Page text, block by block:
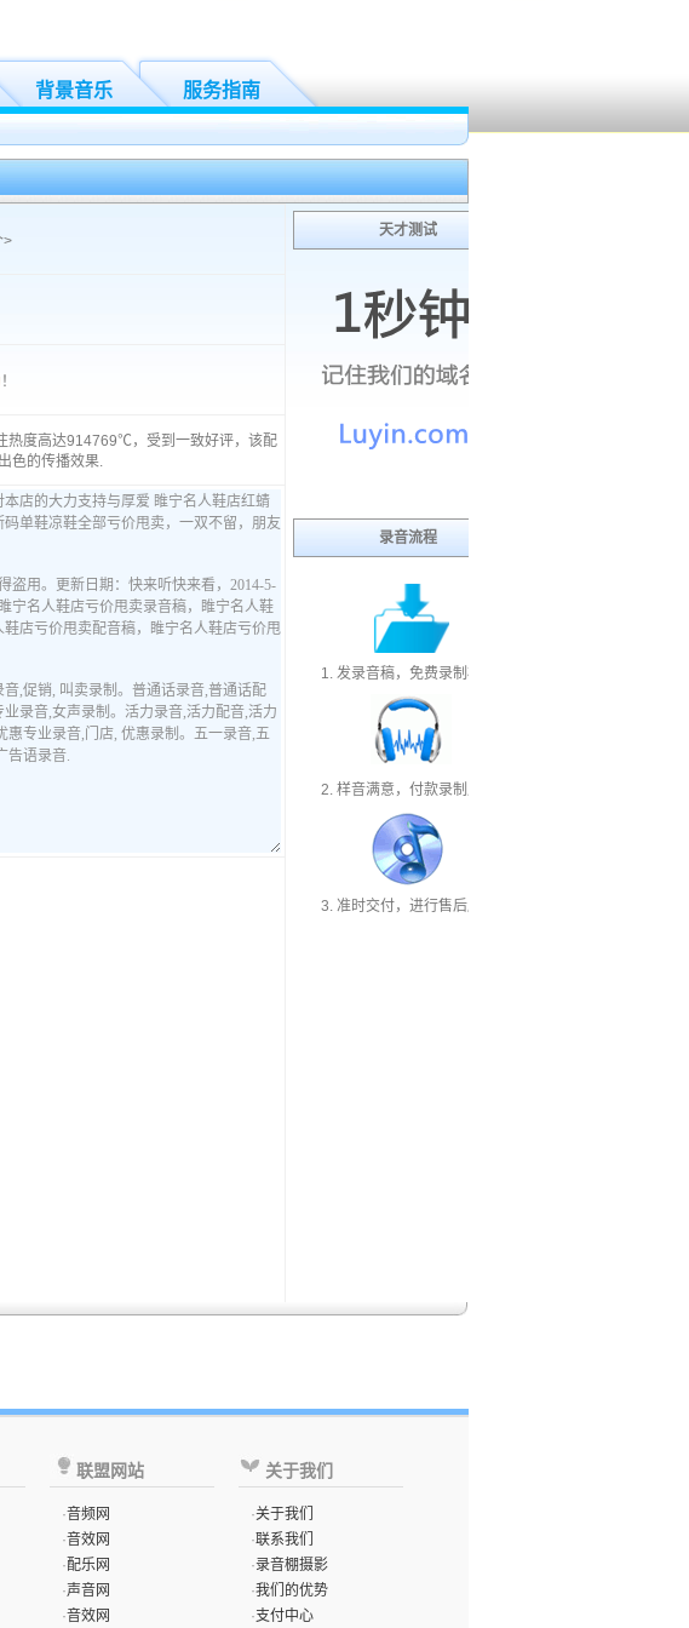
背景音乐 服务指南
>
！
热度高达914769℃，受到一致好评，该配
色的传播效果.
天才测试
录音流程
1. 发录音稿，免费录制样音
2. 样音满意，付款录制成品
3. 准时交付，进行售后服务
联盟网站
·音频网
·音效网
·配乐网
·声音网
·音效网
关于我们
·关于我们
·联系我们
·录音棚摄影
·我们的优势
·支付中心